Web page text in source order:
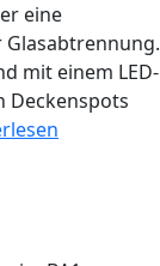
eine
mit einem LED-
Deckenspots